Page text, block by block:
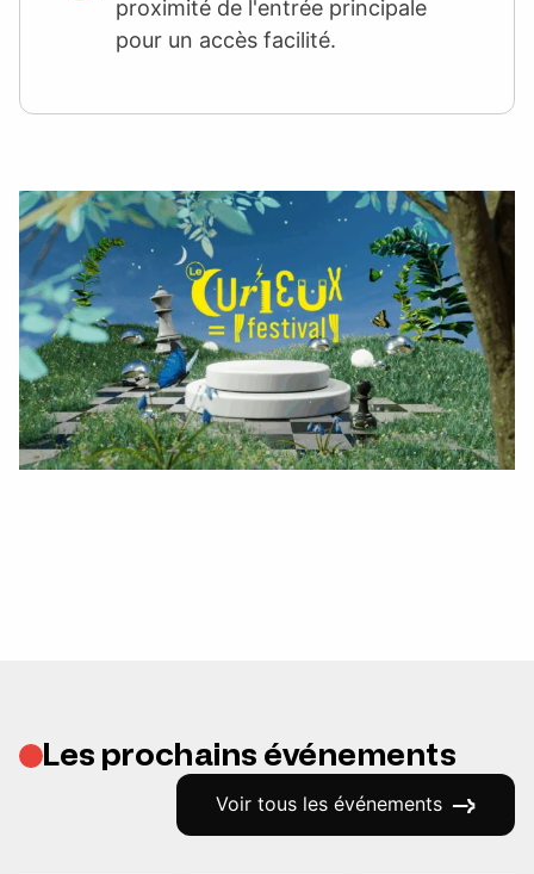
proximité de l'entrée principale
pour un accès facilité.
Les prochains événements
Voir tous les événements